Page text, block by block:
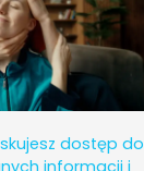
dostęp do
informacji i